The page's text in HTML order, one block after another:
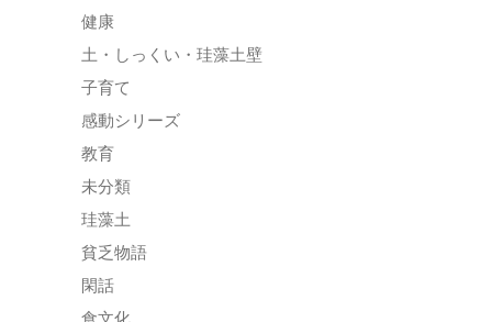
健康
土・しっくい・珪藻土壁
子育て
感動シリーズ
教育
未分類
珪藻土
貧乏物語
閑話
食文化